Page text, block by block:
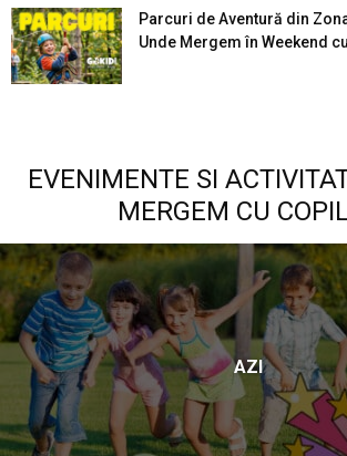
Parcuri de Aventură din
Unde Mergem în Weekend
EVENIMENTE SI
MERGEM CU
AZI